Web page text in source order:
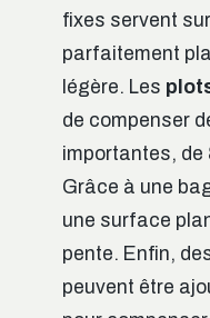
fixes servent
parfaitement
légère. Les
de compenser
importantes, de
Grâce à une
une surface
pente. Enfin,
peuvent être